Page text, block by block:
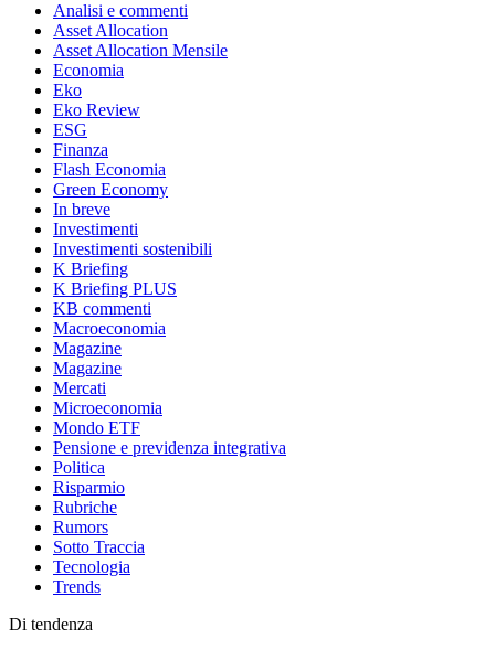
Analisi e commenti
Asset Allocation
Asset Allocation Mensile
Economia
Eko
Eko Review
ESG
Finanza
Flash Economia
Green Economy
In breve
Investimenti
Investimenti sostenibili
K Briefing
K Briefing PLUS
KB commenti
Macroeconomia
Magazine
Magazine
Mercati
Microeconomia
Mondo ETF
Pensione e previdenza integrativa
Politica
Risparmio
Rubriche
Rumors
Sotto Traccia
Tecnologia
Trends
Di tendenza